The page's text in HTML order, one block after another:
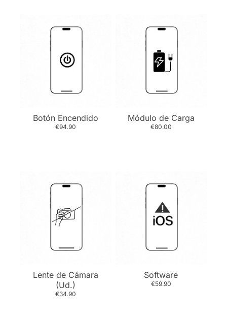
Botón Encendido
€94.90
Módulo de Carga
€80.00
Lente de Cámara
(Ud.)
€34.90
Software
€59.90